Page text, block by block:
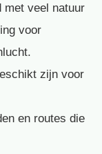
met veel natuur
voor
zijn voor
en routes die